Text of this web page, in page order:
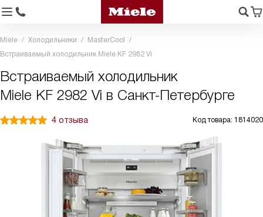
Miele Холодильники
MasterCool
Встраиваемый холодильник Miele KF 2982 Vi
Встраиваемый холодильник
Miele KF 2982 Vi в Санкт-Петербурге
4 отзыва Код товара: 1814020